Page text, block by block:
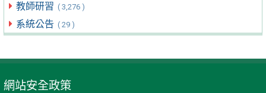
教師研習 ( 3,276 )
系統公告 ( 29 )
網站安全政策